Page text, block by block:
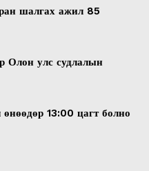
шалгах ажил 85
Олон улс судлалын
13:00 цагт болно